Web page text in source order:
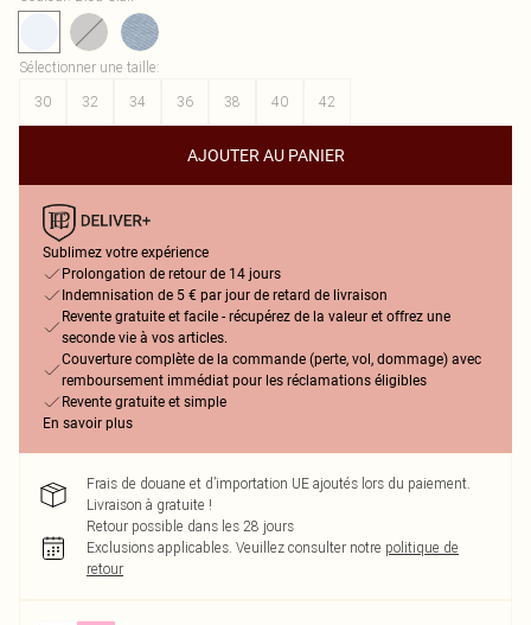
Sélectionner une taille:
30
32 34 36 38 40 42
AJOUTER AU PANIER
Sublimez votre expérience
Prolongation de retour de 14 jours
Indemnisation de 5 € par jour de retard de livraison
Revente gratuite et facile - récupérez de la valeur et offrez une
seconde vie à vos articles.
Couverture complète de la commande (perte, vol, dommage) avec
remboursement immédiat pour les réclamations éligibles
Revente gratuite et simple
En savoir plus
Frais de douane et d’importation UE ajoutés lors du paiement.
Livraison à gratuite !
Retour possible dans les 28 jours
Exclusions applicables. Veuillez consulter notre politique de
retour